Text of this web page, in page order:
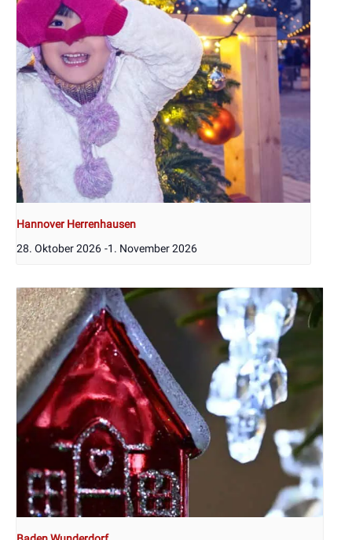
Hannover Herrenhausen
28. Oktober 2026 -1. November 2026